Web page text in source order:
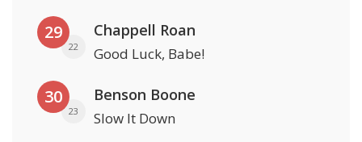
29
22
Chappell Roan
Good Luck, Babe!
30
23
Benson Boone
Slow It Down